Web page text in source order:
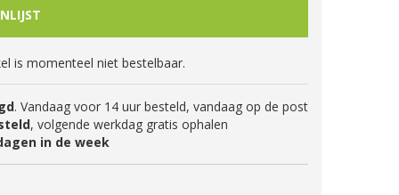
is momenteel niet bestelbaar.
. Vandaag voor 14 uur besteld, vandaag op de post
, volgende werkdag gratis ophalen
in de week